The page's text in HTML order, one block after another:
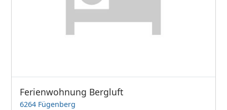
Ferienwohnung Bergluft
6264 Fügenberg